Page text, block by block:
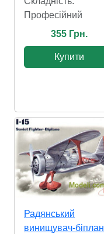
Професійний
355 Грн.
Купити
Радянський
винищувач-біплан